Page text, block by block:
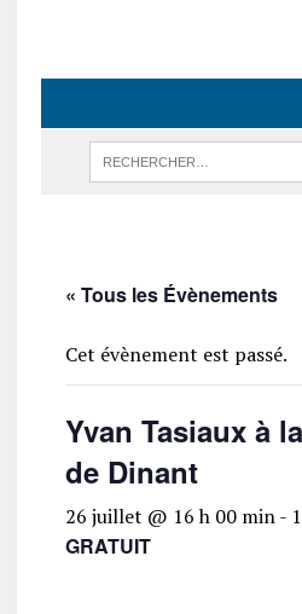
« Tous les Évènements
Cet évènement est passé.
Yvan Tasiaux à
de Dinant
26 juillet @ 16 h 00 min-
GRATUIT